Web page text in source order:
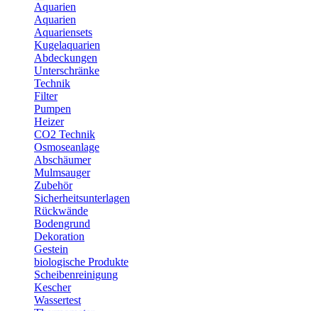
Aquarien
Aquarien
Aquariensets
Kugelaquarien
Abdeckungen
Unterschränke
Technik
Filter
Pumpen
Heizer
CO2 Technik
Osmoseanlage
Abschäumer
Mulmsauger
Zubehör
Sicherheitsunterlagen
Rückwände
Bodengrund
Dekoration
Gestein
biologische Produkte
Scheibenreinigung
Kescher
Wassertest